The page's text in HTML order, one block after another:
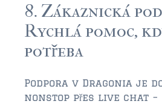
8. Zákaznická
Rychlá pomoc,
potřeba
Podpora v Dragonia je
nonstop přes live chat –